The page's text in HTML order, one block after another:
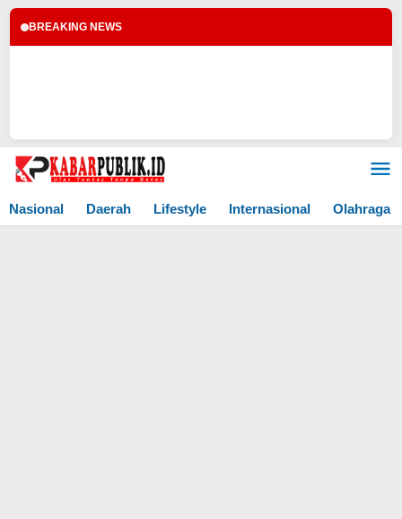
BREAKING NEWS
Lewati
Nasional
Daerah Lifestyle Internasional Olahraga